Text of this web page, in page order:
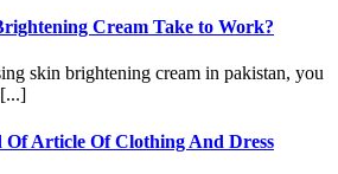
Cream Take to Work?
skin brightening cream in pakistan, you
Article Of Clothing And Dress